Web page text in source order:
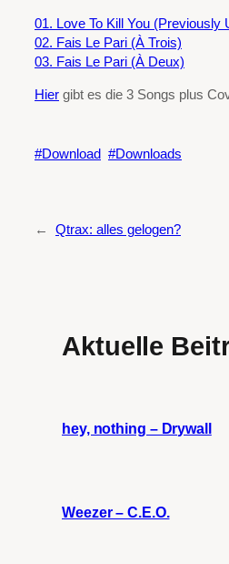
01. Love To Kill You (Previously
02. Fais Le Pari (À Trois)
03. Fais Le Pari (À Deux)
Hier gibt es die 3 Songs plus
Download Downloads
← Qtrax: alles gelogen?
Aktuelle
hey, nothing – Drywall
Weezer – C.E.O.